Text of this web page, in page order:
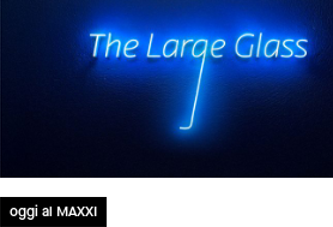
oggi al MAXXI